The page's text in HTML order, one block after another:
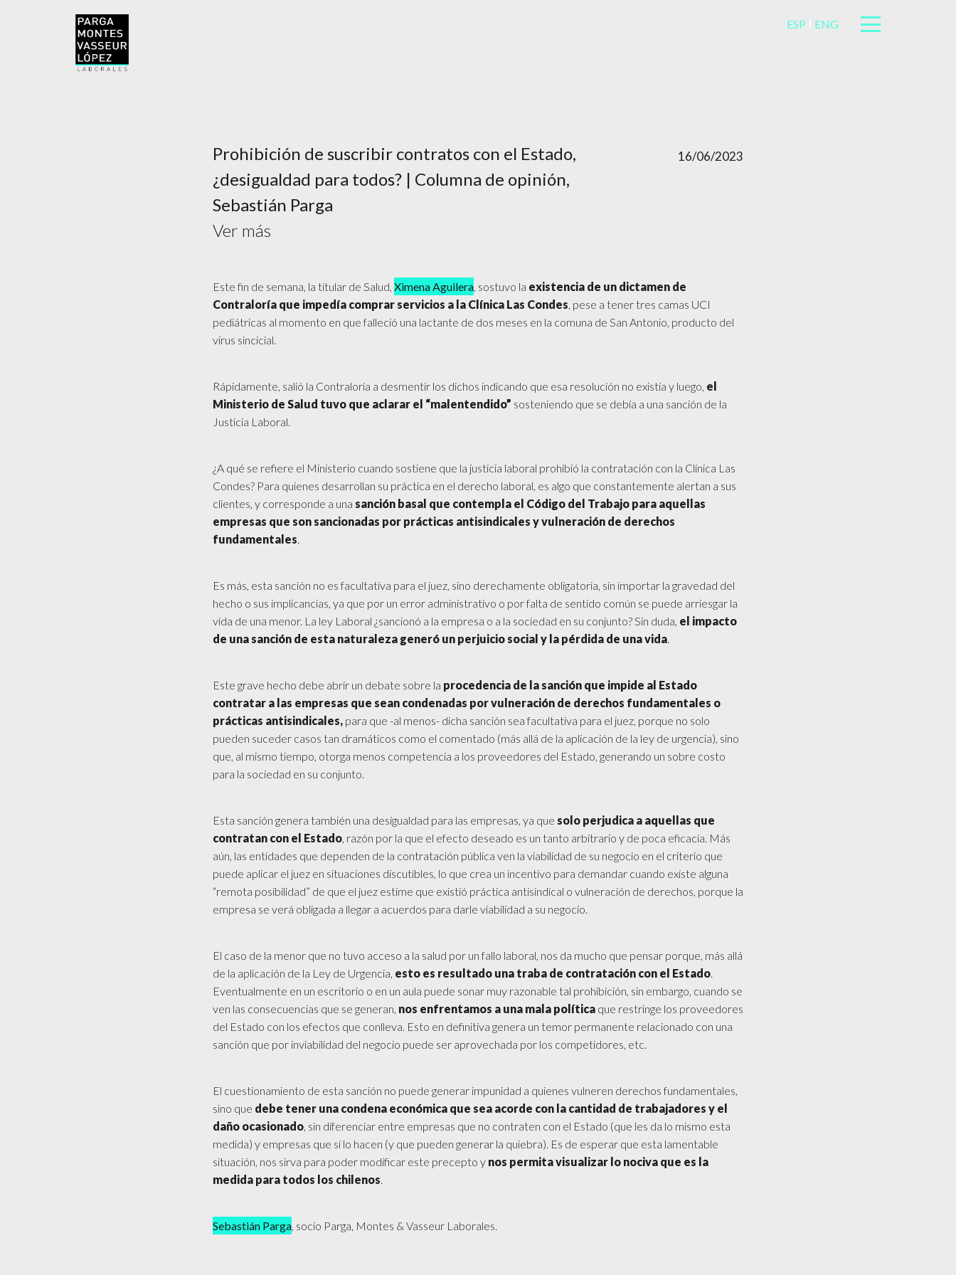
ESP ENG
Prohibición de suscribir contratos con el Estado,
¿desigualdad para todos? | Columna de opinión,
Sebastián Parga
Ver más
16/06/2023
Este fin de semana, la titular de Salud, Ximena Aguilera, sostuvo la existencia de un dictamen de
Contraloría que impedía comprar servicios a la Clínica Las Condes, pese a tener tres camas UCI
pediátricas al momento en que falleció una lactante de dos meses en la comuna de San Antonio, producto del
virus sincicial.
Rápidamente, salió la Contraloría a desmentir los dichos indicando que esa resolución no existía y luego, el
Ministerio de Salud tuvo que aclarar el “malentendido” sosteniendo que se debía a una sanción de la
Justicia Laboral.
¿A qué se refiere el Ministerio cuando sostiene que la justicia laboral prohibió la contratación con la Clínica Las
Condes? Para quienes desarrollan su práctica en el derecho laboral, es algo que constantemente alertan a sus
clientes, y corresponde a una sanción basal que contempla el Código del Trabajo para aquellas
empresas que son sancionadas por prácticas antisindicales y vulneración de derechos
fundamentales.
Es más, esta sanción no es facultativa para el juez, sino derechamente obligatoria, sin importar la gravedad del
hecho o sus implicancias, ya que por un error administrativo o por falta de sentido común se puede arriesgar la
vida de una menor. La ley Laboral ¿sancionó a la empresa o a la sociedad en su conjunto? Sin duda, el impacto
de una sanción de esta naturaleza generó un perjuicio social y la pérdida de una vida.
Este grave hecho debe abrir un debate sobre la procedencia de la sanción que impide al Estado
contratar a las empresas que sean condenadas por vulneración de derechos fundamentales o
prácticas antisindicales,para que -al menos- dicha sanción sea facultativa para el juez, porque no solo
pueden suceder casos tan dramáticos como el comentado (más allá de la aplicación de la ley de urgencia), sino
que, al mismo tiempo, otorga menos competencia a los proveedores del Estado, generando un sobre costo
para la sociedad en su conjunto.
Esta sanción genera también una desigualdad para las empresas, ya que solo perjudica a aquellas que
contratan con el Estado, razón por la que el efecto deseado es un tanto arbitrario y de poca eficacia. Más
aún, las entidades que dependen de la contratación pública ven la viabilidad de su negocio en el criterio que
puede aplicar el juez en situaciones discutibles, lo que crea un incentivo para demandar cuando existe alguna
“remota posibilidad” de que el juez estime que existió práctica antisindical o vulneración de derechos, porque la
empresa se verá obligada a llegar a acuerdos para darle viabilidad a su negocio.
El caso de la menor que no tuvo acceso a la salud por un fallo laboral, nos da mucho que pensar porque, más allá
de la aplicación de la Ley de Urgencia, esto es resultado una traba de contratación con el Estado.
Eventualmente en un escritorio o en un aula puede sonar muy razonable tal prohibición, sin embargo, cuando se
ven las consecuencias que se generan, nos enfrentamos a una mala políticaque restringe los proveedores
del Estado con los efectos que conlleva. Esto en definitiva genera un temor permanente relacionado con una
sanción que por inviabilidad del negocio puede ser aprovechada por los competidores, etc.
El cuestionamiento de esta sanción no puede generar impunidad a quienes vulneren derechos fundamentales,
sino que debe tener una condena económica que sea acorde con la cantidad de trabajadores y el
daño ocasionado, sin diferenciar entre empresas que no contraten con el Estado (que les da lo mismo esta
medida) y empresas que sí lo hacen (y que pueden generar la quiebra). Es de esperar que esta lamentable
situación, nos sirva para poder modificar este precepto y nos permita visualizar lo nociva que es la
medida para todos los chilenos.
Sebastián Parga, socio Parga, Montes & Vasseur Laborales.